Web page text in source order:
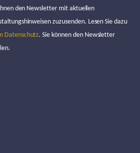
den Newsletter mit aktuellen
zuzusenden. Lesen Sie dazu
Datenschutz. Sie können den Newsletter